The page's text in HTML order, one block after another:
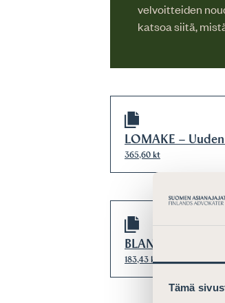
Tämä
velvoitteiden
katsoa siitä,
LOMAKE –
365,60 kt
BLANKETT –
183,43 kt